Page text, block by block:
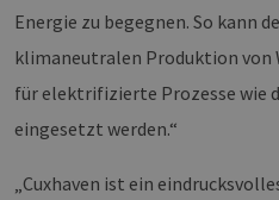
Energie zu begegnen. So kann
klimaneutralen Produktion von
für elektrifizierte Prozesse wie
eingesetzt werden.“
„Cuxhaven ist ein